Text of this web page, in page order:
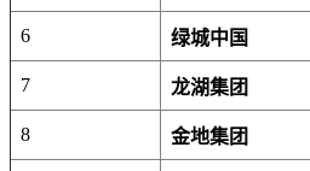
6 绿城中国
7 龙湖集团
8 金地集团